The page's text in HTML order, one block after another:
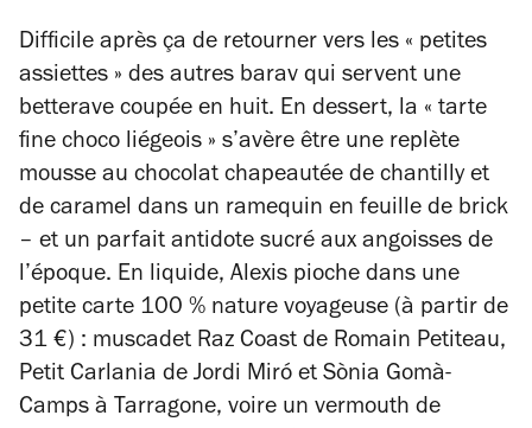
Difficile après ça de retourner vers les « petites
assiettes » des autres barav qui servent une
betterave coupée en huit. En dessert, la « tarte
fine choco liégeois » s’avère être une replète
mousse au chocolat chapeautée de chantilly et
de caramel dans un ramequin en feuille de brick
– et un parfait antidote sucré aux angoisses de
l’époque. En liquide, Alexis pioche dans une
petite carte 100 % nature voyageuse (à partir de
31 €) : muscadet Raz Coast de Romain Petiteau,
Petit Carlania de Jordi Miró et Sònia Gomà-
Camps à Tarragone, voire un vermouth de